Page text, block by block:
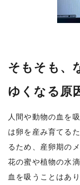
そもそも、
ゆくなる原
人間や動物の血を
は卵を産み育てる
るため、産卵期の
花の蜜や植物の水
血を吸うことはあり